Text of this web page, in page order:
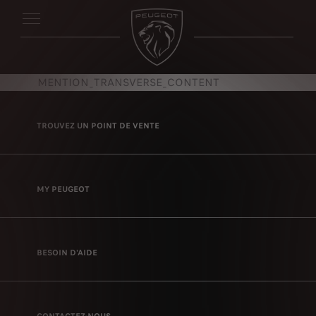
MENTION_TRANSVERSE_CONTENT
TROUVEZ UN POINT DE VENTE
MY PEUGEOT
BESOIN D'AIDE